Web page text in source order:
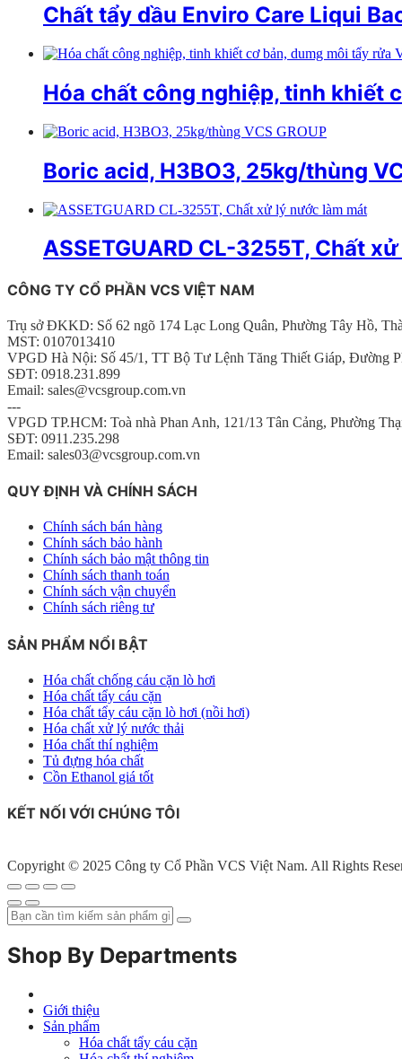
Chất tẩy dầu Enviro Care Liqui
Hóa chất công nghiệp, tinh khiết
Boric acid, H3BO3, 25kg/thùng
ASSETGUARD CL-3255T, Chất
CÔNG TY CỔ PHẦN VCS VIỆT NAM
Trụ sở ĐKKD: Số 62 ngõ 174 Lạc Long Quân, Phường Tây Hồ,
MST: 0107013410
VPGD Hà Nội: Số 45/1, TT Bộ Tư Lệnh Tăng Thiết Giáp, Đường
SĐT: 0918.231.899
Email: sales@vcsgroup.com.vn
---
VPGD TP.HCM: Toà nhà Phan Anh, 121/13 Tân Cảng, Phường
SĐT: 0911.235.298
Email: sales03@vcsgroup.com.vn
QUY ĐỊNH VÀ CHÍNH SÁCH
Chính sách bán hàng
Chính sách bảo hành
Chính sách bảo mật thông tin
Chính sách thanh toán
Chính sách vận chuyển
Chính sách riêng tư
SẢN PHẨM NỔI BẬT
Hóa chất chống cáu cặn lò hơi
Hóa chất tẩy cáu cặn
Hóa chất tẩy cáu cặn lò hơi (nồi hơi)
Hóa chất xử lý nước thải
Hóa chất thí nghiệm
Tủ đựng hóa chất
Cồn Ethanol giá tốt
KẾT NỐI VỚI CHÚNG TÔI
Copyright © 2025 Công ty Cổ Phần VCS Việt Nam. All Rights
Shop By Departments
Giới thiệu
Sản phẩm
Hóa chất tẩy cáu cặn